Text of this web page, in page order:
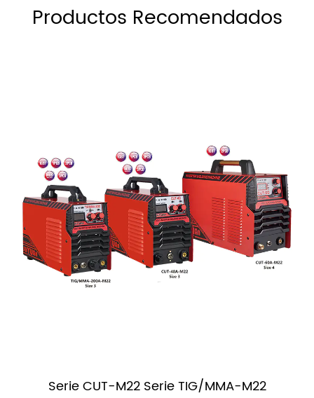
Productos Recomendados
Serie CUT-M22 Serie TIG/MMA-M22